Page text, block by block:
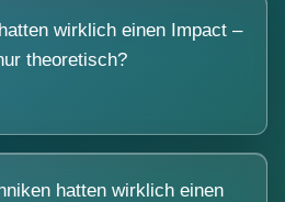
wirklich einen Impact –
theoretisch?
hatten wirklich einen